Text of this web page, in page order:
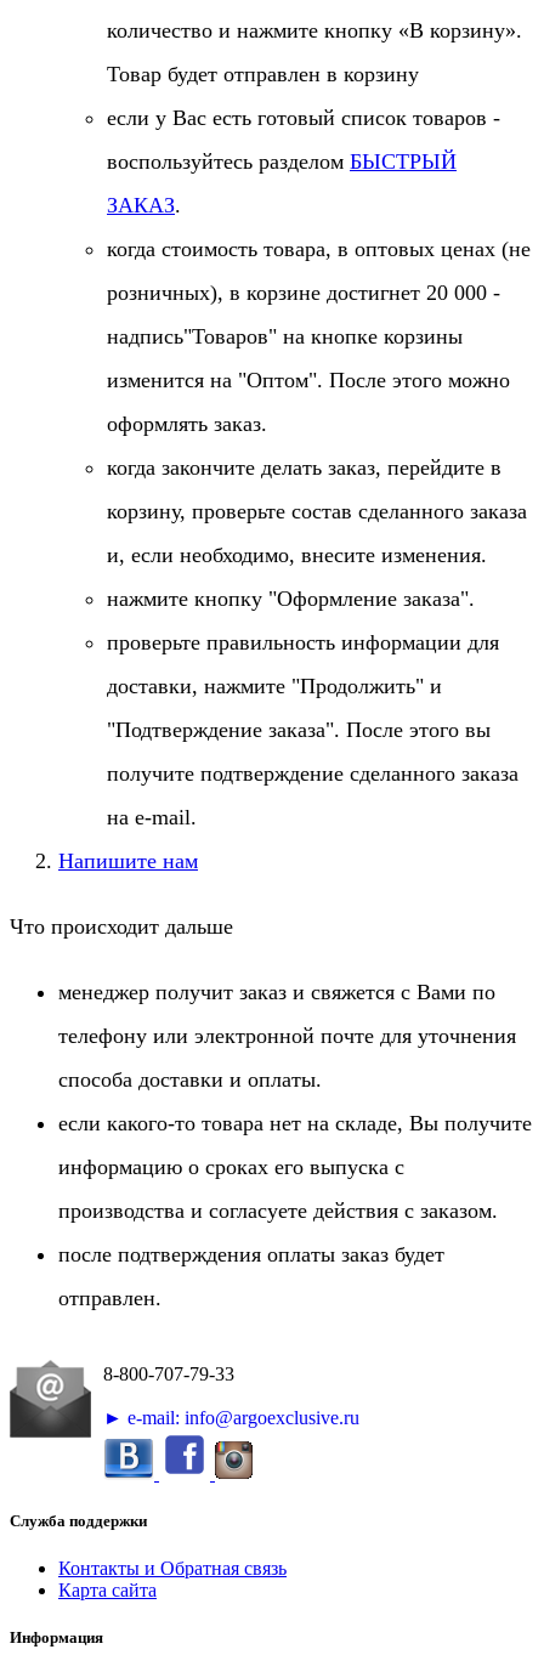
количество и нажмите кнопку «В корзину».
Товар будет отправлен в корзину
если у Вас есть готовый список товаров -
воспользуйтесь разделом БЫСТРЫЙ
ЗАКАЗ.
когда стоимость товара, в оптовых ценах (не
розничных), в корзине достигнет 20 000 -
надпись"Товаров" на кнопке корзины
изменится на "Оптом". После этого можно
оформлять заказ.
когда закончите делать заказ, перейдите в
корзину, проверьте состав сделанного заказа
и, если необходимо, внесите изменения.
нажмите кнопку "Оформление заказа".
проверьте правильность информации для
доставки, нажмите "Продолжить" и
"Подтверждение заказа". После этого вы
получите подтверждение сделанного заказа
на e-mail.
Напишите нам
Что происходит дальше
менеджер получит заказ и свяжется с Вами по
телефону или электронной почте для уточнения
способа доставки и оплаты.
если какого-то товара нет на складе, Вы получите
информацию о сроках его выпуска с
производства и согласуете действия с заказом.
после подтверждения оплаты заказ будет
отправлен.
8-800-707-79-33
► e-mail: info@argoexclusive.ru
Служба поддержки
Контакты и Обратная связь
Карта сайта
Информация